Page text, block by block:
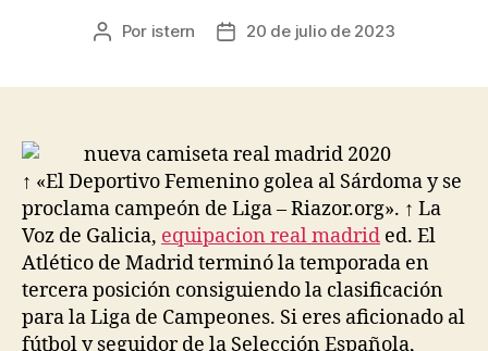
Autor
Por istern
Fecha20 de julio de 2023
↑ «El Deportivo Femenino golea al Sárdoma y se
proclama campeón de Liga – Riazor.org». ↑ La
Voz de Galicia, equipacion real madrid ed. El
Atlético de Madrid terminó la temporada en
tercera posición consiguiendo la clasificación
para la Liga de Campeones. Si eres aficionado al
fútbol y seguidor de la Selección Española,